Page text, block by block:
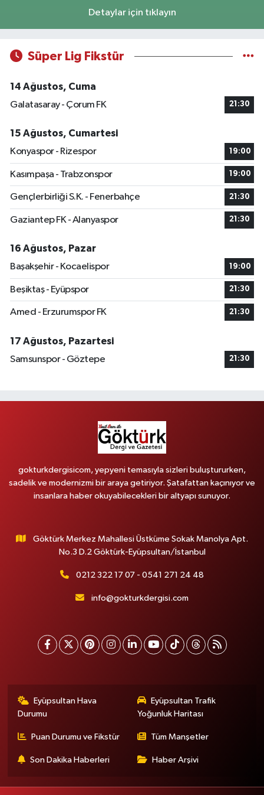
Detaylar için tıklayın
Süper Lig Fikstür
14 Ağustos, Cuma
Galatasaray - Çorum FK
21:30
15 Ağustos, Cumartesi
Konyaspor - Rizespor
19:00
Kasımpaşa - Trabzonspor 19:00
Gençlerbirliği S.K. - Fenerbahçe 21:30
Gaziantep FK - Alanyaspor 21:30
16 Ağustos, Pazar
Başakşehir - Kocaelispor
19:00
Beşiktaş - Eyüpspor 21:30
Amed - Erzurumspor FK 21:30
17 Ağustos, Pazartesi
Samsunspor - Göztepe
21:30
gokturkdergisicom, yepyeni temasıyla sizleri buluştururken,
sadelik ve modernizmi bir araya getiriyor. Şatafattan kaçınıyor ve
insanlara haber okuyabilecekleri bir altyapı sunuyor.
Göktürk Merkez Mahallesi Üstküme Sokak Manolya Apt.
No.3 D.2 Göktürk-Eyüpsultan/İstanbul
0212 322 17 07 - 0541 271 24 48
info@gokturkdergisi.com
Eyüpsultan Hava
Durumu
Eyüpsultan Trafik
Yoğunluk Haritası
Puan Durumu ve Fikstür Tüm Manşetler
Son Dakika Haberleri Haber Arşivi